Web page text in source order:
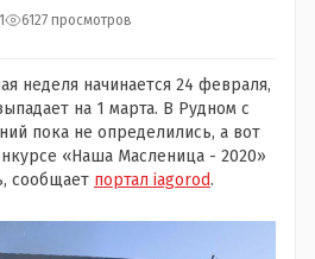
6127 просмотров
неделя начинается 24 февраля,
на 1 марта. В Рудном с
пока не определились, а вот
«Наша Масленица - 2020»
сообщает портал iagorod.